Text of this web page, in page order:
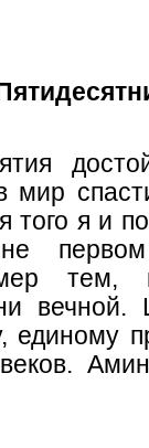
того я и
тем,
единому